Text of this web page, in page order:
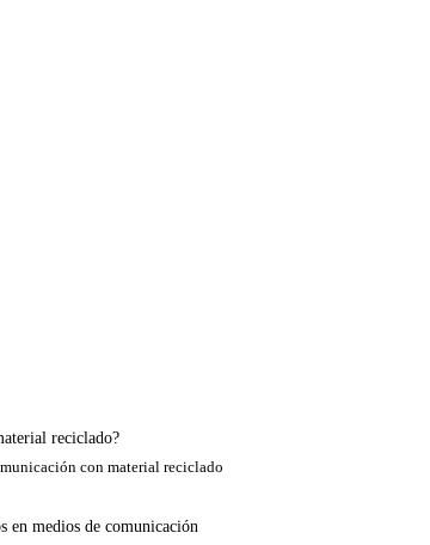
reciclado?
con material reciclado
en medios de comunicación